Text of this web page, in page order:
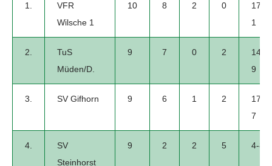
1.
VFR
Wilsche 1
10 8 2 0
17-
1
2.
TuS
Müden/D.
9 7 0 2
14-
9
3. SV Gifhorn 9 6 1 2
17-
7
4.
SV
Steinhorst
9 2 2 5 4-8